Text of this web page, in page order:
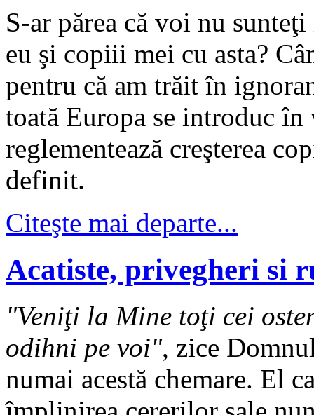
S-ar părea că voi nu
eu şi copiii mei cu asta?
pentru că am trăit în
toată Europa se introduc în
reglementează creşterea
definit.
Citeşte mai departe...
Acatiste, privegheri si
"Veniţi la Mine toţi cei
odihni pe voi", zice
numai acestă chemare. El